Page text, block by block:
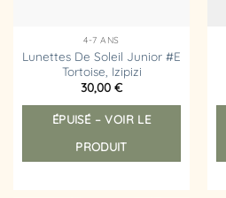
4-7 ANS
Lunettes De Soleil Junior #E
Tortoise, Izipizi
30,00 €
ÉPUISÉ – VOIR LE
PRODUIT